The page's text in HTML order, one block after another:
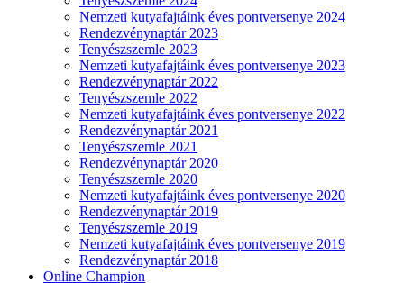
Nemzeti kutyafajtáink éves pontversenye 2024
Rendezvénynaptár 2023
Tenyészszemle 2023
Nemzeti kutyafajtáink éves pontversenye 2023
Rendezvénynaptár 2022
Tenyészszemle 2022
Nemzeti kutyafajtáink éves pontversenye 2022
Rendezvénynaptár 2021
Tenyészszemle 2021
Rendezvénynaptár 2020
Tenyészszemle 2020
Nemzeti kutyafajtáink éves pontversenye 2020
Rendezvénynaptár 2019
Tenyészszemle 2019
Nemzeti kutyafajtáink éves pontversenye 2019
Rendezvénynaptár 2018
Online Champion